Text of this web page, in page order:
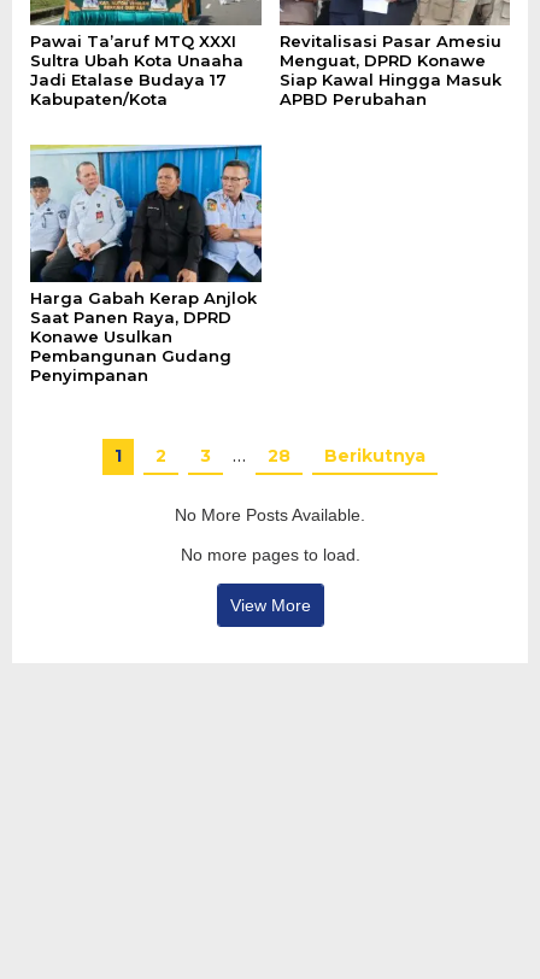
Pawai Ta’aruf MTQ XXXI
Sultra Ubah Kota Unaaha
Jadi Etalase Budaya 17
Kabupaten/Kota
Revitalisasi Pasar Amesiu
Menguat, DPRD Konawe
Siap Kawal Hingga Masuk
APBD Perubahan
Harga Gabah Kerap Anjlok
Saat Panen Raya, DPRD
Konawe Usulkan
Pembangunan Gudang
Penyimpanan
1 2 3 … 28 Berikutnya
No More Posts Available.
No more pages to load.
View More